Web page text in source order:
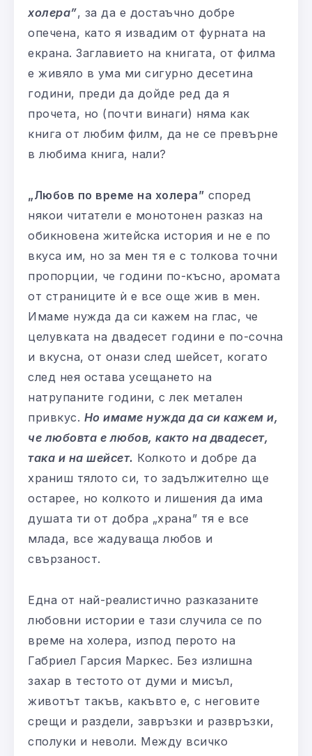
холера”, за да е достаъчно добре
опечена, като я извадим от фурната на
екрана. Заглавието на книгата, от филма
е живяло в ума ми сигурно десетина
години, преди да дойде ред да я
прочета, но (почти винаги) няма как
книга от любим филм, да не се превърне
в любима книга, нали?
„Любов по време на холера” според
някои читатели е монотонен разказ на
обикновена житейска история и не е по
вкуса им, но за мен тя е с толкова точни
пропорции, че години по-късно, аромата
от страниците ѝ е все още жив в мен.
Имаме нужда да си кажем на глас, че
целувката на двадесет години е по-сочна
и вкусна, от онази след шейсет, когато
след нея остава усещането на
натрупаните години, с лек метален
привкус. Но имаме нужда да си кажем и,
че любовта е любов, както на двадесет,
така и на шейсет. Колкото и добре да
храниш тялото си, то задължително ще
остарее, но колкото и лишения да има
душата ти от добра „храна” тя е все
млада, все жадуваща любов и
свързаност.
Една от най-реалистично разказаните
любовни истории е тази случила се по
време на холера, изпод перото на
Габриел Гарсия Маркес. Без излишна
захар в тестото от думи и мисъл,
животът такъв, какъвто е, с неговите
срещи и раздели, завръзки и развръзки,
сполуки и неволи. Между всичко